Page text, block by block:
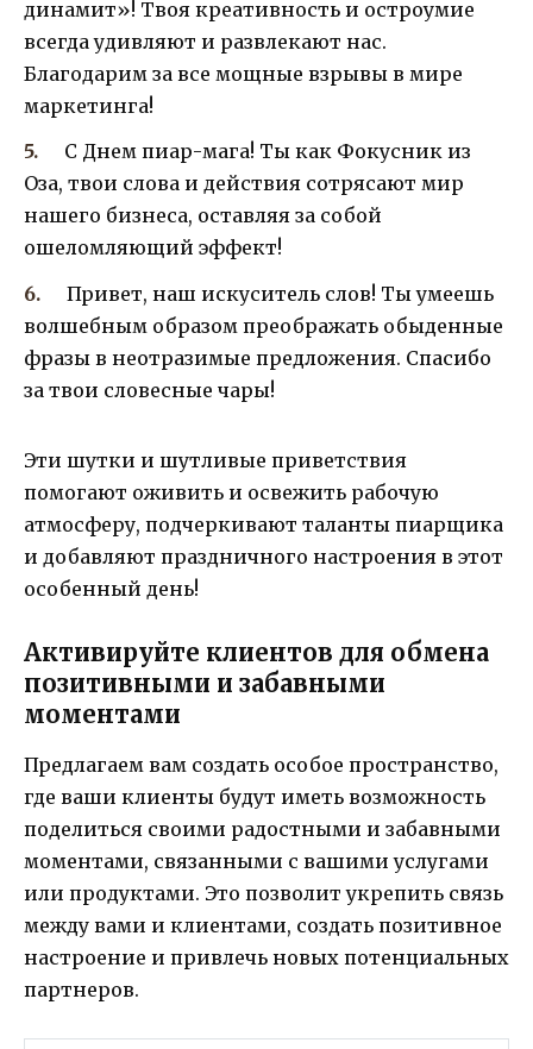
динамит»! Твоя креативность и остроумие
всегда удивляют и развлекают нас.
Благодарим за все мощные взрывы в мире
маркетинга!
С Днем пиар-мага! Ты как Фокусник из
Оза, твои слова и действия сотрясают мир
нашего бизнеса, оставляя за собой
ошеломляющий эффект!
Привет, наш искуситель слов! Ты умеешь
волшебным образом преображать обыденные
фразы в неотразимые предложения. Спасибо
за твои словесные чары!
Эти шутки и шутливые приветствия
помогают оживить и освежить рабочую
атмосферу, подчеркивают таланты пиарщика
и добавляют праздничного настроения в этот
особенный день!
Активируйте клиентов для обмена
позитивными и забавными
моментами
Предлагаем вам создать особое пространство,
где ваши клиенты будут иметь возможность
поделиться своими радостными и забавными
моментами, связанными с вашими услугами
или продуктами. Это позволит укрепить связь
между вами и клиентами, создать позитивное
настроение и привлечь новых потенциальных
партнеров.